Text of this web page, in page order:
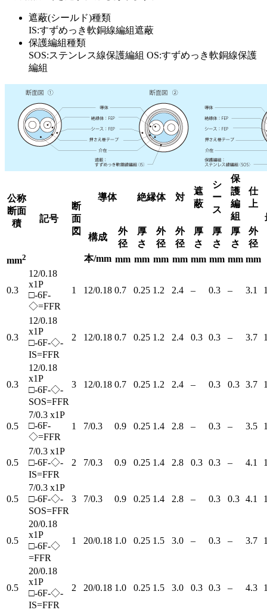
遮蔽(シールド)種類
IS:すずめっき軟銅線編組遮蔽
保護編組種類
SOS:ステンレス線保護編組 OS:すずめっき軟銅線保護
編組
公称
断面
積
記号
断
面
図
導体 絶縁体 対
遮
蔽
シ
ー
ス
保
護
編
組
仕
上
構成
外
径
厚
さ
外
径
外
径
厚
さ
厚
さ
厚
さ
外
径
mm2 本/mm mm mm mm mm mm mm mm mm
0.3
12/0.18
x1P
□-6F-
◇=FFR
1 12/0.18 0.7 0.25 1.2 2.4 – 0.3 – 3.1
0.3
12/0.18
x1P
□-6F-◇-
IS=FFR
2 12/0.18 0.7 0.25 1.2 2.4 0.3 0.3 – 3.7
0.3
12/0.18
x1P
□-6F-◇-
SOS=FFR
3 12/0.18 0.7 0.25 1.2 2.4 – 0.3 0.3 3.7
0.5
7/0.3 x1P
□-6F-
◇=FFR
1 7/0.3 0.9 0.25 1.4 2.8 – 0.3 – 3.5
0.5
7/0.3 x1P
□-6F-◇-
IS=FFR
2 7/0.3 0.9 0.25 1.4 2.8 0.3 0.3 – 4.1
0.5
7/0.3 x1P
□-6F-◇-
SOS=FFR
3 7/0.3 0.9 0.25 1.4 2.8 – 0.3 0.3 4.1
0.5
20/0.18
x1P
□-6F-◇
=FFR
1 20/0.18 1.0 0.25 1.5 3.0 – 0.3 – 3.7
0.5
20/0.18
x1P
□-6F-◇-
IS=FFR
2 20/0.18 1.0 0.25 1.5 3.0 0.3 0.3 – 4.3